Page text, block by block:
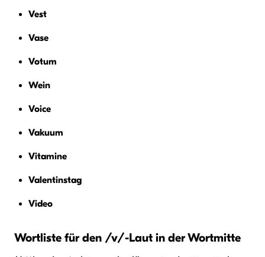
Vest
Vase
Votum
Wein
Voice
Vakuum
Vitamine
Valentinstag
Video
Wortliste für den /v/-Laut in der Wortmitte